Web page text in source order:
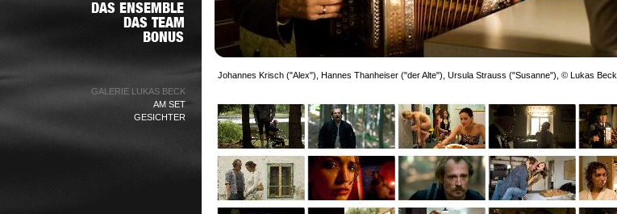
GALERIE LUKAS BECK
AM SET
GESICHTER
Johannes Krisch ("Alex"), Hannes Thanheiser ("der Alte"), Ursula Strauss ("Susanne"), © Lukas Beck